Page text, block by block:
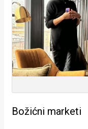
Božićni marketi